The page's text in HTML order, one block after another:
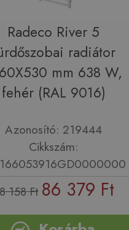
Radeco River 5
radiátor
mm 638 W,
fehér (RAL 9016)
Azonosító: 219444
Cikkszám:
158 Ft 86 379 Ft